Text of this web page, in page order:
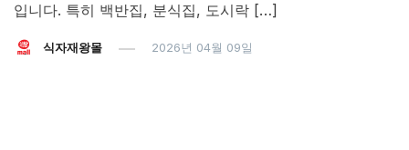
입니다. 특히 백반집, 분식집, 도시락 […]
식자재왕몰 2026년 04월 09일